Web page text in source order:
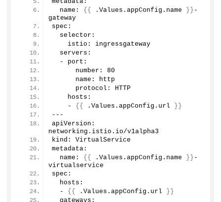
  name:
{{ .Values. appConfig . name }} -
gateway
spec:
  selector:
    istio: ingressgateway
  servers:
  - port:
      number:
80
      name: http
      protocol: HTTP
    hosts:
    -
{{ .Values. appConfig . url
}}
---
apiVersion:
networking. istio . io/v1alpha3
kind: VirtualService
metadata:
  name:
{{ .Values. appConfig . name }} -
virtualservice
spec:
  hosts:
  -
{{ .Values. appConfig . url
}}
  gateways: